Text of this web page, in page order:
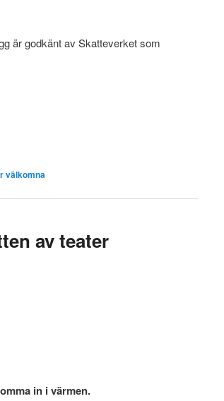
är godkänt av Skatteverket som
välkomna
av teater
in i värmen.